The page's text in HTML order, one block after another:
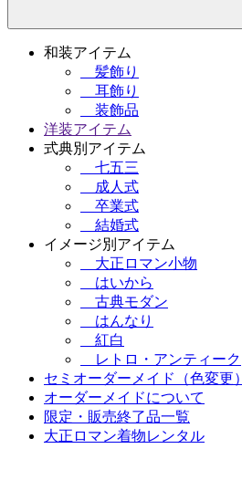
和装アイテム
髪飾り
耳飾り
装飾品
洋装アイテム
式典別アイテム
七五三
成人式
卒業式
結婚式
イメージ別アイテム
大正ロマン小物
はいから
古典モダン
はんなり
紅白
レトロ・アンティーク
セミオーダーメイド（色変更）
オーダーメイドについて
限定・販売終了品一覧
大正ロマン着物レンタル